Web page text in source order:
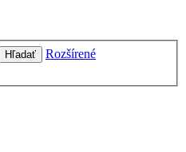
Hľadať
Rozšírené